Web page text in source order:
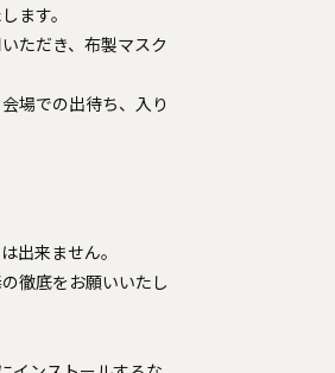
ます。
ただき、布製マスク
場での出待ち、入り
出来ません。
徹底をお願いいたし